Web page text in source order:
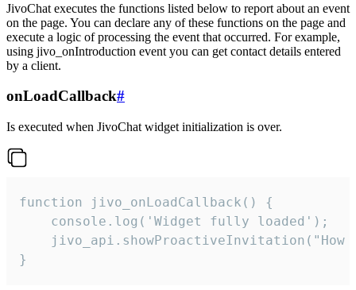
JivoChat executes the functions listed below to report about an event
on the page. You can declare any of these functions on the page and
execute a logic of processing the event that occurred. For example,
using jivo_onIntroduction event you can get contact details entered
by a client.
onLoadCallback#
Is executed when JivoChat widget initialization is over.
function jivo_onLoadCallback() {
    console.log('Widget fully loaded');
jivo_api.showProactiveInvitation("How
}